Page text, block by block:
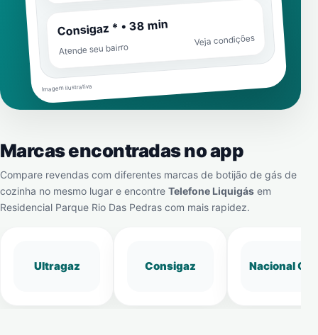
Consigaz * • 38 min
Atende seu bairro
Veja condições
Imagem ilustrativa
Marcas encontradas no app
Compare revendas com diferentes marcas de botijão de gás de
cozinha no mesmo lugar e encontre Telefone Liquigás em
Residencial Parque Rio Das Pedras com mais rapidez.
Ultragaz Consigaz Nacional Gás